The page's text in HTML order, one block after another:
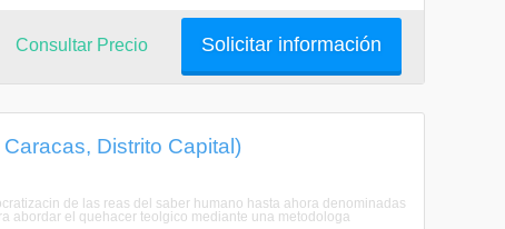
Solicitar información
Consultar Precio
Distrito Capital)
de las reas del saber humano hasta ahora denominadas
abordar el quehacer teolgico mediante una metodologa